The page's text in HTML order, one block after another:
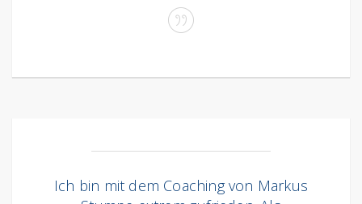
Ich bin mit dem Coaching von Markus